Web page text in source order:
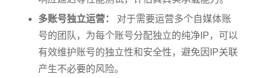
多账号独立运营：
对于需要运营多个自媒体账
号的团队，为每个账号分配独立的纯净IP，可以
有效维护账号的独立性和安全性，避免因IP关联
产生不必要的风险。